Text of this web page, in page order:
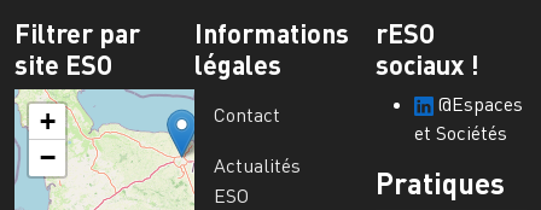
Filtrer par
site ESO
+
−
Informations
légales
Contact
Actualités
ESO
rESO
sociaux !
@Espaces
et Sociétés
Pratiques